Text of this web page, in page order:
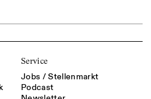
Service
Jobs / Stellenmarkt
Podcast